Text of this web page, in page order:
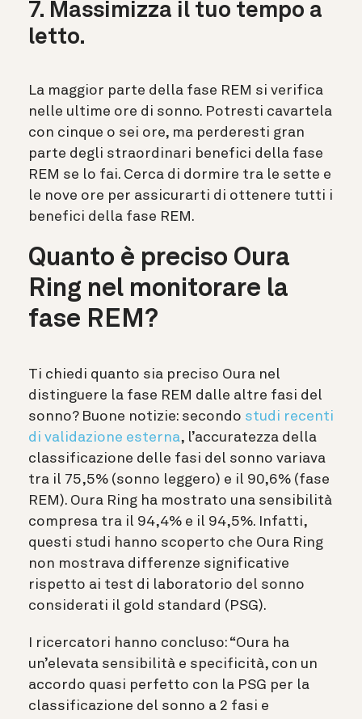
7. Massimizza il tuo tempo a
letto.
La maggior parte della fase REM si verifica
nelle ultime ore di sonno. Potresti cavartela
con cinque o sei ore, ma perderesti gran
parte degli straordinari benefici della fase
REM se lo fai. Cerca di dormire tra le sette e
le nove ore per assicurarti di ottenere tutti i
benefici della fase REM.
Quanto è preciso Oura
Ring nel monitorare la
fase REM?
Ti chiedi quanto sia preciso Oura nel
distinguere la fase REM dalle altre fasi del
sonno? Buone notizie: secondo studi recenti
di validazione esterna, l’accuratezza della
classificazione delle fasi del sonno variava
tra il 75,5% (sonno leggero) e il 90,6% (fase
REM). Oura Ring ha mostrato una sensibilità
compresa tra il 94,4% e il 94,5%. Infatti,
questi studi hanno scoperto che Oura Ring
non mostrava differenze significative
rispetto ai test di laboratorio del sonno
considerati il gold standard (PSG).
I ricercatori hanno concluso: “Oura ha
un’elevata sensibilità e specificità, con un
accordo quasi perfetto con la PSG per la
classificazione del sonno a 2 fasi e